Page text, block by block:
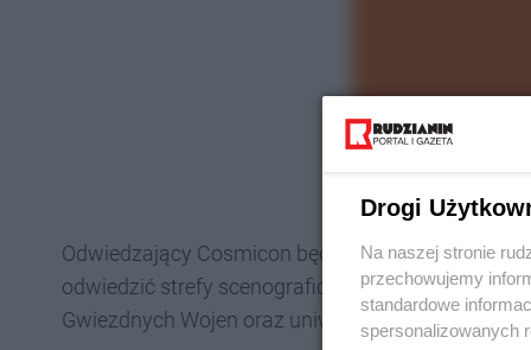
Odwiedzający Cosmicon będą mogli wziąć
odwiedzić strefy scenograficzne i spotkać
Gwiezdnych Wojen oraz uniwersów
Drogi
Na naszej stronie
przechowujemy
standardowe
spersonalizowanych